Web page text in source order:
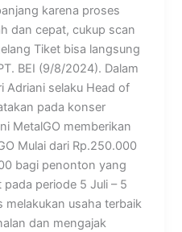
karena proses
dan cepat, cukup scan
Tiket bisa langsung
BEI (9/8/2024). Dalam
Adriani selaku Head of
pada konser
MetalGO memberikan
Mulai dari Rp.250.000
bagi penonton yang
periode 5 Juli – 5
melakukan usaha terbaik
dan mengajak